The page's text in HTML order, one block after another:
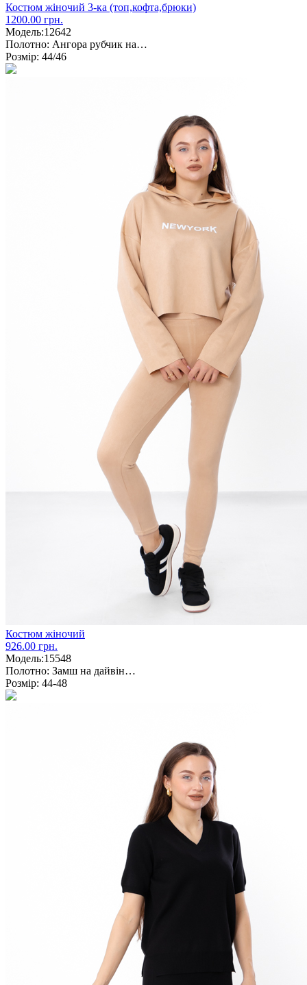
Костюм жіночий 3-ка (топ,кофта,брюки)
1200.00 грн.
Модель:12642
Полотно: Ангора рубчик на…
Розмір: 44/46
Костюм жіночий
926.00 грн.
Модель:15548
Полотно: Замш на ​​дайвін…
Розмір: 44-48